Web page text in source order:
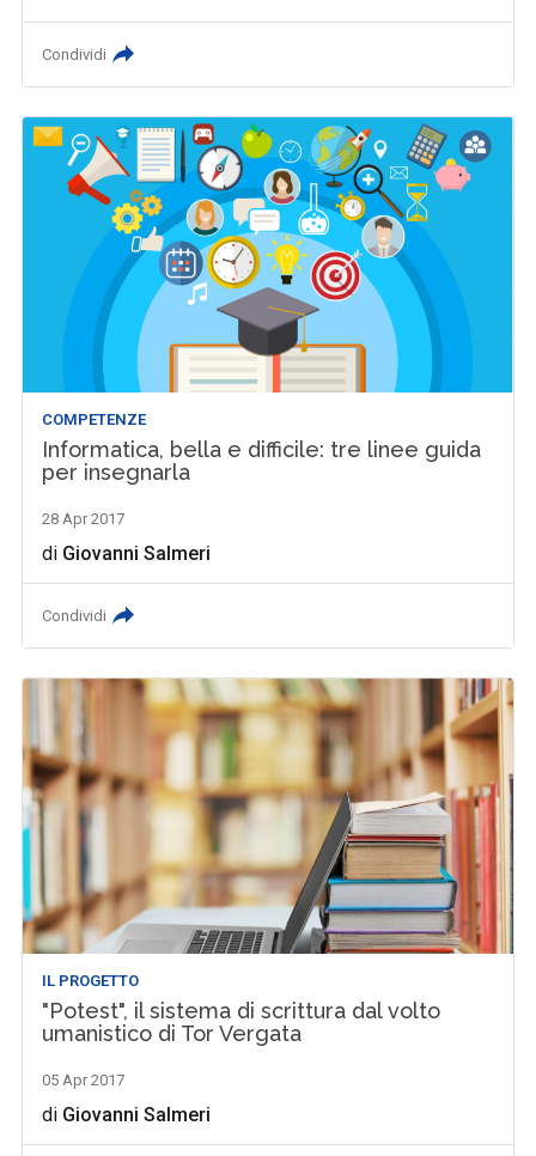
Condividi
COMPETENZE
Informatica, bella e difficile: tre linee guida
per insegnarla
28 Apr 2017
di Giovanni Salmeri
Condividi
IL PROGETTO
"Potest", il sistema di scrittura dal volto
umanistico di Tor Vergata
05 Apr 2017
di Giovanni Salmeri